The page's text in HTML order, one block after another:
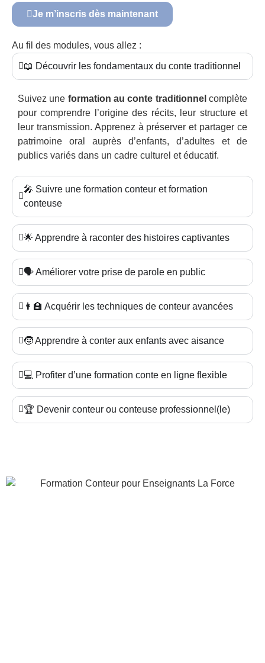
Je m’inscris dès maintenant
Au fil des modules, vous allez :
📖 Découvrir les fondamentaux du conte traditionnel
Suivez une formation au conte traditionnel complète
pour comprendre l’origine des récits, leur structure et
leur transmission. Apprenez à préserver et partager ce
patrimoine oral auprès d’enfants, d’adultes et de
publics variés dans un cadre culturel et éducatif.
🎤 Suivre une formation conteur et formation
conteuse
🌟 Apprendre à raconter des histoires captivantes
🗣️ Améliorer votre prise de parole en public
👩‍🏫 Acquérir les techniques de conteur avancées
🧒 Apprendre à conter aux enfants avec aisance
💻 Profiter d’une formation conte en ligne flexible
🏆 Devenir conteur ou conteuse professionnel(le)